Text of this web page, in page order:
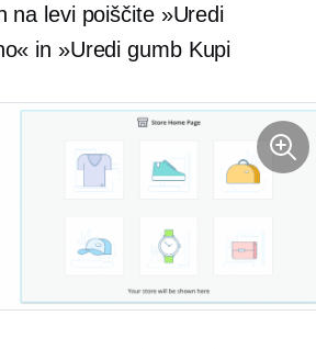
na levi poiščite »Uredi
in »Uredi gumb Kupi